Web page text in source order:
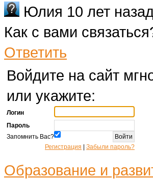
Юлия 10 лет
Как с вами
Ответить
Войдите на сайт
или укажите:
Логин
Пароль
Запомнить Вас?
Регистрация
Забыли пароль?
Образование и